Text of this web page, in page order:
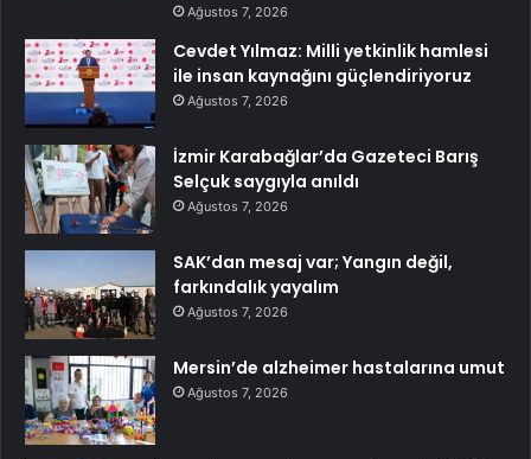
Ağustos 7, 2026
Cevdet Yılmaz: Milli yetkinlik hamlesi
ile insan kaynağını güçlendiriyoruz
Ağustos 7, 2026
İzmir Karabağlar’da Gazeteci Barış
Selçuk saygıyla anıldı
Ağustos 7, 2026
SAK’dan mesaj var; Yangın değil,
farkındalık yayalım
Ağustos 7, 2026
Mersin’de alzheimer hastalarına umut
Ağustos 7, 2026